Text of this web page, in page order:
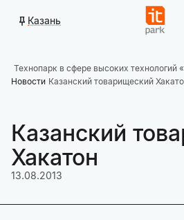
Казань
Технопарк в сфере высоких технологий
Новости Казанский товарищеский
Казанский
Хакатон
13.08.2013